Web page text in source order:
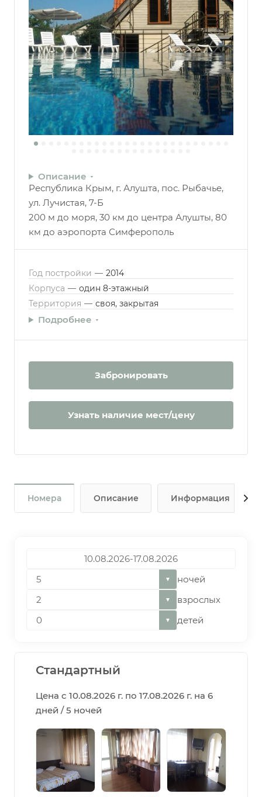
Описание
Республика Крым, г. Алушта, пос. Рыбачье,
ул. Лучистая, 7-Б
200 м до моря, 30 км до центра Алушты, 80
км до аэропорта Симферополь
Год постройки — 2014
Корпуса — один 8-этажный
Территория — своя, закрытая
Подробнее
Забронировать
Узнать наличие мест/цену
Номера Описание Информация
▼ ночей
▼ взрослых
▼ детей
Стандартный
Цена с 10.08.2026 г. по 17.08.2026 г. на 6
дней / 5 ночей